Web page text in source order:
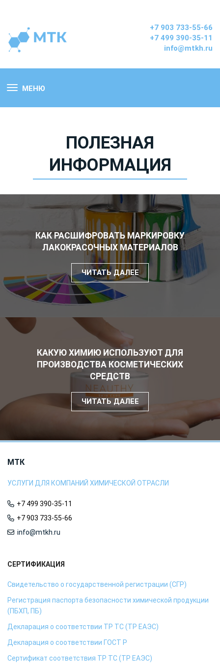
+7 903 733-55-66
+7 499 390-35-11
info@mtkh.ru
МЕНЮ
ПОЛЕЗНАЯ
ИНФОРМАЦИЯ
КАК РАСШИФРОВАТЬ МАРКИРОВКУ
ЛАКОКРАСОЧНЫХ МАТЕРИАЛОВ
ЧИТАТЬ ДАЛЕЕ
КАКУЮ ХИМИЮ ИСПОЛЬЗУЮТ ДЛЯ
ПРОИЗВОДСТВА КОСМЕТИЧЕСКИХ
СРЕДСТВ
ЧИТАТЬ ДАЛЕЕ
МТК
УСЛУГИ ДЛЯ КОМПАНИЙ ХИМИЧЕСКОЙ ОТРАСЛИ
+7 499 390-35-11
+7 903 733-55-66
info@mtkh.ru
СЕРТИФИКАЦИЯ
Свидетельство о государственной регистрации (СГР)
Регистрация паспорта безопасности химической продукции
(ПБХП, ПБ)
Декларация о соответствии ТР ТС (ТР ЕАЭС)
Декларация о соответствии ГОСТ Р
Сертификат соответствия ТР ТС (ТР ЕАЭС)